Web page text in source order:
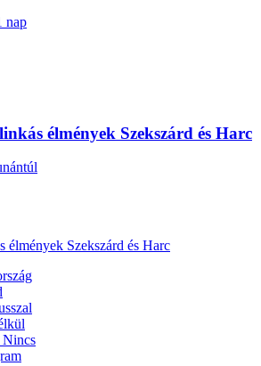
nap
élmények Szekszárd és Harc
élmények Szekszárd és Harc
Nincs